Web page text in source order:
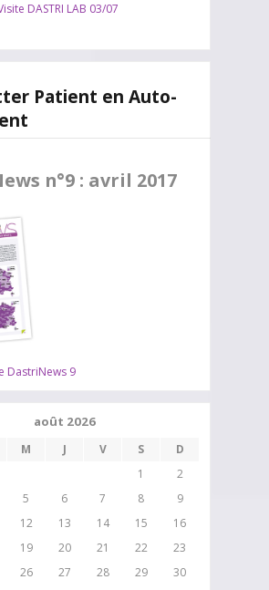
DASTRI LAB 03/07
Patient en Auto-
n°9 : avril 2017
DastriNews 9
août 2026
M J V S
D
1
2
5 6 7 8
9
12 13 14 15
16
19 20 21 22
23
26 27 28 29
30